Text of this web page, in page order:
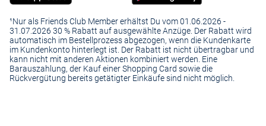
Bei VAN GRAAF finden Sie nicht nur eine exklusive Auswahl an Damen
Bundfaltenhosen, sondern profitieren gleichzeitig auch von unserem
Mode-Know-how – basierend auf jahrzehntelanger Erfahrung. Unsere
Kollektionen setzen auf Qualität, gute Passformen und hohe Tragbarkeit,
mit besonderem Fokus auf nachhaltige Materialien und
verantwortungsvolle Produktionsmethoden. Ob stilvolles Business-
Modell oder vielseitiger Freizeitlook – bei uns finden Sie Beratung,
Service und eine Top-Auswahl in einem.
¹Nur als Friends Club Member erhältst Du vom 01.06.2026 -
31.07.2026 30 % Rabatt auf ausgewählte Anzüge. Der Rabatt wird
automatisch im Bestellprozess abgezogen, wenn die Kundenkarte
im Kundenkonto hinterlegt ist. Der Rabatt ist nicht übertragbar und
kann nicht mit anderen Aktionen kombiniert werden. Eine
Barauszahlung, der Kauf einer Shopping Card sowie die
Rückvergütung bereits getätigter Einkäufe sind nicht möglich.